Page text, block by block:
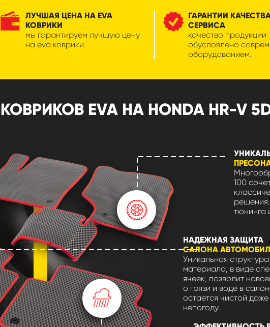
ЛУЧШАЯ ЦЕНА НА EVA
КОВРИКИ
мы гарантируем лучшую цену
на eva коврики.
ГАРАНТИИ
СЕРВИСА
качество продукции
обусловлено
оборудованием.
EVA НА HONDA HR-V
100
тюнинга
НАДЕЖНАЯ ЗАЩИТА
САЛОНА
Уникальная структура
материала, в виде
ячеек, позволит
о грязи и воде в
остается чистой даже
непогоду.